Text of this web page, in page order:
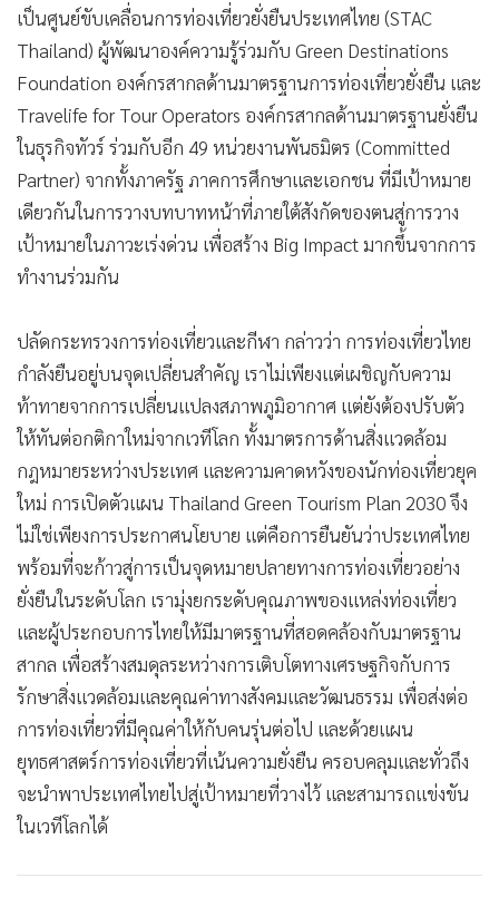
• ญี่ปุ่น
• News1
• Gotomanager
เป็นศูนย์ขับเคลื่อนการท่องเที่ยวยั่งยืนประเทศไทย (STAC
Thailand) ผู้พัฒนาองค์ความรู้ร่วมกับ Green Destinations
Foundation องค์กรสากลด้านมาตรฐานการท่องเที่ยวยั่งยืน และ
Travelife for Tour Operators องค์กรสากลด้านมาตรฐานยั่งยืน
ในธุรกิจทัวร์ ร่วมกับอีก 49 หน่วยงานพันธมิตร (Committed
Partner) จากทั้งภาครัฐ ภาคการศึกษาและเอกชน ที่มีเป้าหมาย
เดียวกันในการวางบทบาทหน้าที่ภายใต้สังกัดของตนสู่การวาง
เป้าหมายในภาวะเร่งด่วน เพื่อสร้าง Big Impact มากขึ้นจากการ
ทำงานร่วมกัน
ปลัดกระทรวงการท่องเที่ยวและกีฬา กล่าวว่า การท่องเที่ยวไทย
กำลังยืนอยู่บนจุดเปลี่ยนสำคัญ เราไม่เพียงแต่เผชิญกับความ
ท้าทายจากการเปลี่ยนแปลงสภาพภูมิอากาศ แต่ยังต้องปรับตัว
ให้ทันต่อกติกาใหม่จากเวทีโลก ทั้งมาตรการด้านสิ่งแวดล้อม
กฎหมายระหว่างประเทศ และความคาดหวังของนักท่องเที่ยวยุค
ใหม่ การเปิดตัวแผน Thailand Green Tourism Plan 2030 จึง
ไม่ใช่เพียงการประกาศนโยบาย แต่คือการยืนยันว่าประเทศไทย
พร้อมที่จะก้าวสู่การเป็นจุดหมายปลายทางการท่องเที่ยวอย่าง
ยั่งยืนในระดับโลก เรามุ่งยกระดับคุณภาพของแหล่งท่องเที่ยว
และผู้ประกอบการไทยให้มีมาตรฐานที่สอดคล้องกับมาตรฐาน
สากล เพื่อสร้างสมดุลระหว่างการเติบโตทางเศรษฐกิจกับการ
รักษาสิ่งแวดล้อมและคุณค่าทางสังคมและวัฒนธรรม เพื่อส่งต่อ
การท่องเที่ยวที่มีคุณค่าให้กับคนรุ่นต่อไป และด้วยแผน
ยุทธศาสตร์การท่องเที่ยวที่เน้นความยั่งยืน ครอบคลุมและทั่วถึง
จะนำพาประเทศไทยไปสู่เป้าหมายที่วางไว้ และสามารถแข่งขัน
ในเวทีโลกได้